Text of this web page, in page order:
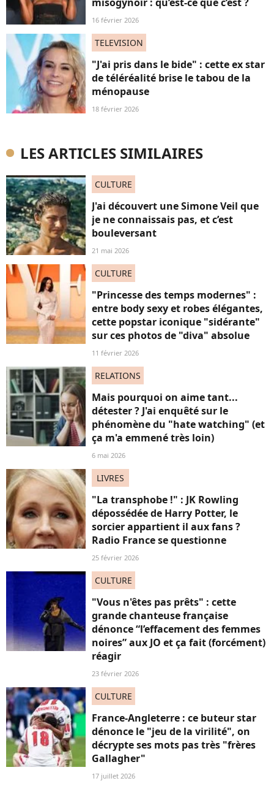
16 février 2026
TELEVISION
"J'ai pris dans le bide" : cette ex star
de téléréalité brise le tabou de la
ménopause
18 février 2026
LES ARTICLES SIMILAIRES
CULTURE
J'ai découvert une Simone Veil que
je ne connaissais pas, et c’est
bouleversant
21 mai 2026
CULTURE
"Princesse des temps modernes" :
entre body sexy et robes élégantes,
cette popstar iconique "sidérante"
sur ces photos de "diva" absolue
11 février 2026
RELATIONS
Mais pourquoi on aime tant...
détester ? J'ai enquêté sur le
phénomène du "hate watching" (et
ça m'a emmené très loin)
6 mai 2026
LIVRES
"La transphobe !" : JK Rowling
dépossédée de Harry Potter, le
sorcier appartient il aux fans ?
Radio France se questionne
25 février 2026
CULTURE
"Vous n'êtes pas prêts" : cette
grande chanteuse française
dénonce “l’effacement des femmes
noires” aux JO et ça fait (forcément)
réagir
23 février 2026
CULTURE
France-Angleterre : ce buteur star
dénonce le "jeu de la virilité", on
décrypte ses mots pas très "frères
Gallagher"
17 juillet 2026